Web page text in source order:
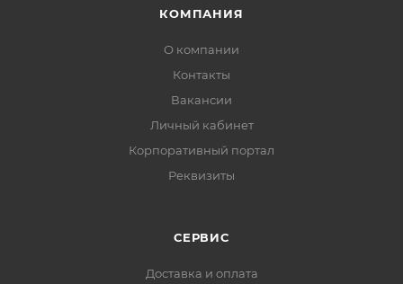
КОМПАНИЯ
О компании
Контакты
Вакансии
Личный кабинет
Корпоративный портал
Реквизиты
СЕРВИС
Доставка и оплата